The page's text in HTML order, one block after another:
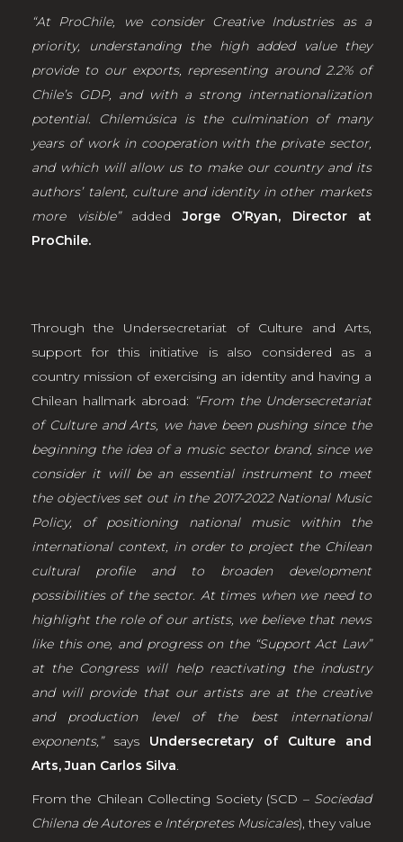
“At ProChile, we consider Creative Industries as a
priority, understanding the high added value they
provide to our exports, representing around 2.2% of
Chile’s GDP, and with a strong internationalization
potential. Chilemúsica is the culmination of many
years of work in cooperation with the private sector,
and which will allow us to make our country and its
authors’ talent, culture and identity in other markets
more visible”added Jorge O’Ryan, Director at
ProChile.
Through the Undersecretariat of Culture and Arts,
support for this initiative is also considered as a
country mission of exercising an identity and having a
Chilean hallmark abroad: “From the Undersecretariat
of Culture and Arts, we have been pushing since the
beginning the idea of a music sector brand, since we
consider it will be an essential instrument to meet
the objectives set out in the 2017-2022 National Music
Policy, of positioning national music within the
international context, in order to project the Chilean
cultural profile and to broaden development
possibilities of the sector. At times when we need to
highlight the role of our artists, we believe that news
like this one, and progress on the “Support Act Law”
at the Congress will help reactivating the industry
and will provide that our artists are at the creative
and production level of the best international
exponents,”says Undersecretary of Culture and
Arts, Juan Carlos Silva.
From the Chilean Collecting Society (SCD – Sociedad
Chilena de Autores e Intérpretes Musicales), they value